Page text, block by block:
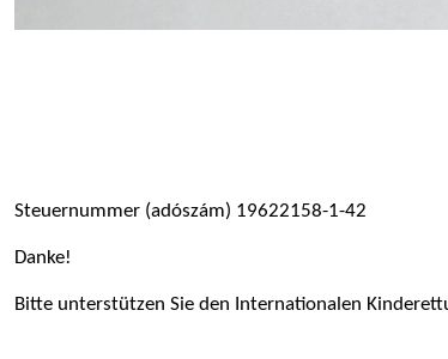
Steuernummer (adószám) 19622158-1-42
Danke!
Bitte unterstützen Sie den Internationalen